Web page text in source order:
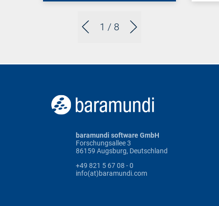
1 / 8
baramundi software GmbH
Forschungsallee 3
86159 Augsburg, Deutschland
+49 821 5 67 08 - 0
info(at)baramundi.com